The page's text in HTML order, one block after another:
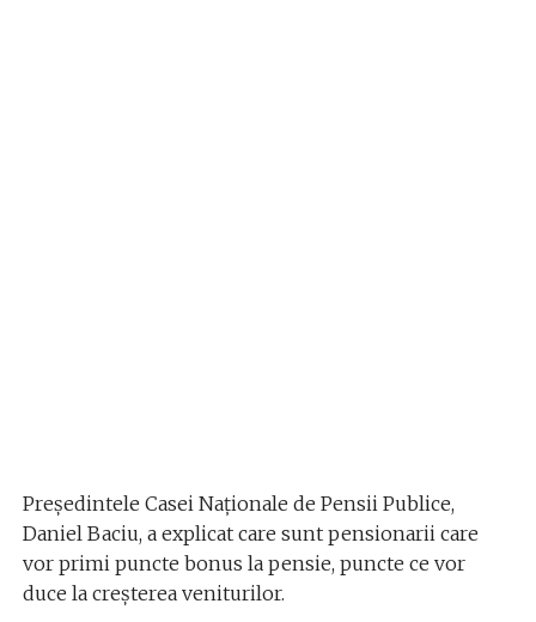
Președintele Casei Naționale de Pensii Publice,
Daniel Baciu, a explicat care sunt pensionarii care
vor primi puncte bonus la pensie, puncte ce vor
duce la creșterea veniturilor.